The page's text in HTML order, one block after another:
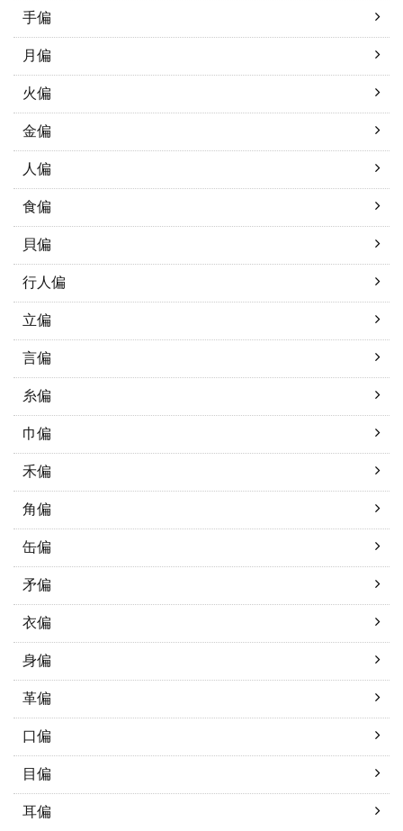
手偏
月偏
火偏
金偏
人偏
食偏
貝偏
行人偏
立偏
言偏
糸偏
巾偏
禾偏
角偏
缶偏
矛偏
衣偏
身偏
革偏
口偏
目偏
耳偏